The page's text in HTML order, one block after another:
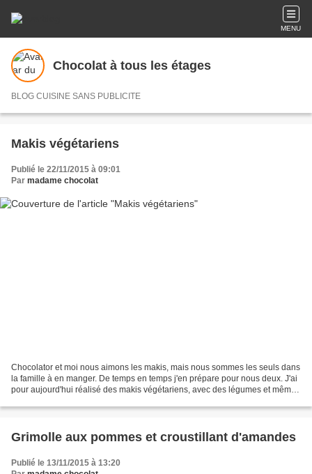
MENU
Chocolat à tous les étages
BLOG CUISINE SANS PUBLICITE
Makis végétariens
Publié le 22/11/2015 à 09:01
Par madame chocolat
Chocolator et moi nous aimons les makis, mais nous sommes les seuls dans
la famille à en manger. De temps en temps j'en prépare pour nous deux. J'ai
pour aujourd'hui réalisé des makis végétariens, avec des légumes et même
Grimolle aux pommes et croustillant d'amandes
Publié le 13/11/2015 à 13:20